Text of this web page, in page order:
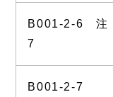
B001-2-6 注
7
B001-2-7